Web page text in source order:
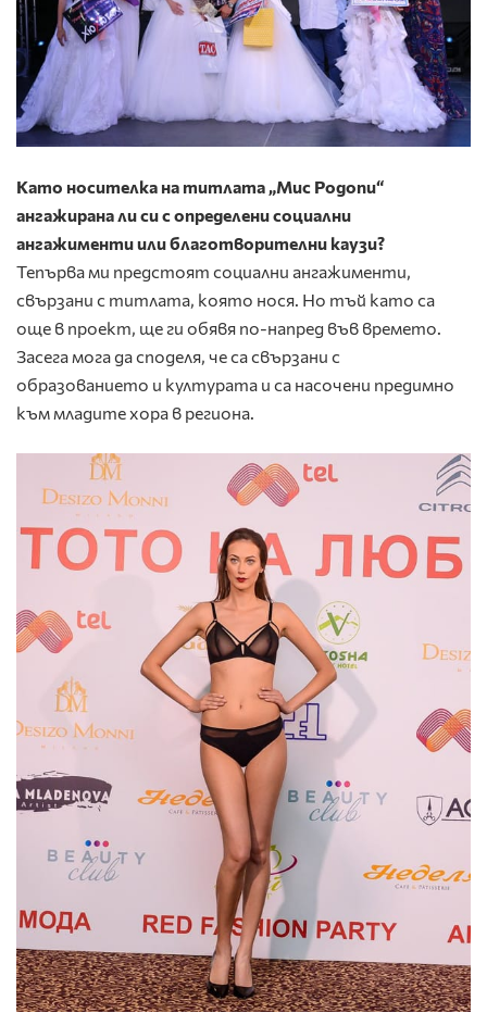
Като носителка на титлата „Мис Родопи“
aнгажирана ли си с определени социални
ангажименти или благотворителни каузи?
Тепърва ми предстоят социални ангажименти,
свързани с титлата, която нося. Но тъй като са
още в проект, ще ги обявя по-напред във времето.
Засега мога да споделя, че са свързани с
образованието и културата и са насочени предимно
към младите хора в региона.